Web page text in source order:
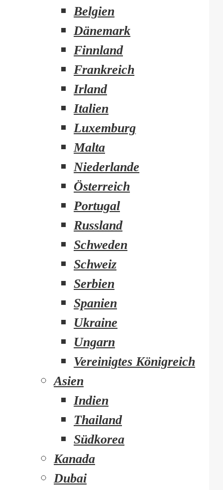
Belgien
Dänemark
Finnland
Frankreich
Irland
Italien
Luxemburg
Malta
Niederlande
Österreich
Portugal
Russland
Schweden
Schweiz
Serbien
Spanien
Ukraine
Ungarn
Vereinigtes Königreich
Asien
Indien
Thailand
Südkorea
Kanada
Dubai